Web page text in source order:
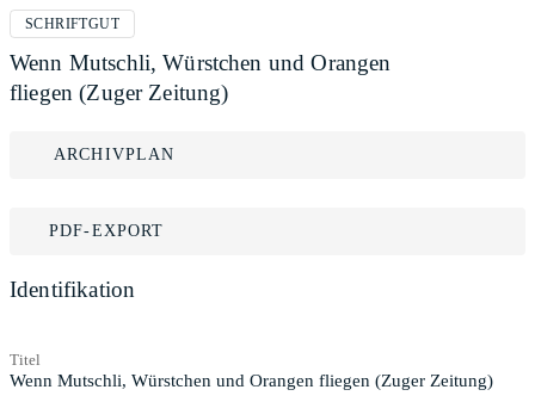
SCHRIFTGUT
Wenn Mutschli, Würstchen und Orangen
fliegen (Zuger Zeitung)
ARCHIVPLAN
PDF-EXPORT
Identifikation
Titel
Wenn Mutschli, Würstchen und Orangen fliegen (Zuger Zeitung)